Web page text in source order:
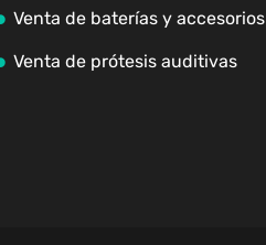
Venta de baterías y accesorios
Venta de prótesis auditivas